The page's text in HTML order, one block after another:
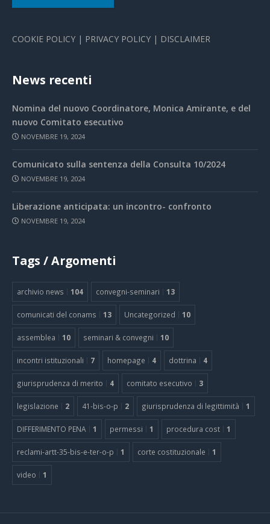
COOKIE POLICY | PRIVACY POLICY | DISCLAIMER
News recenti
Nomina del nuovo Coordinatore, Monica Amirante, e del
nuovo Comitato esecutivo
NOVEMBRE 19, 2024
Comunicato sulla sentenza della Consulta 10/2024
NOVEMBRE 19, 2024
Liberazione anticipata: un incontro- confronto
NOVEMBRE 19, 2024
Tags / Argomenti
archivio news 104 convegni-seminari 13
comunicati del conams 13 Uncategorized 10
assemblea 10 seminari & convegni 10
incontri istituzionali 7 homepage 4 dottrina 4
giurisprudenza di merito 4 comitato esecutivo 3
legislazione 2 41-bis-o-p 2 giurisprudenza di legittimità 1
DIFFERIMENTO PENA 1 permessi 1 procedura cost 1
reclami-artt-35-bis-e-ter-o-p 1 corte costituzionale 1
video 1